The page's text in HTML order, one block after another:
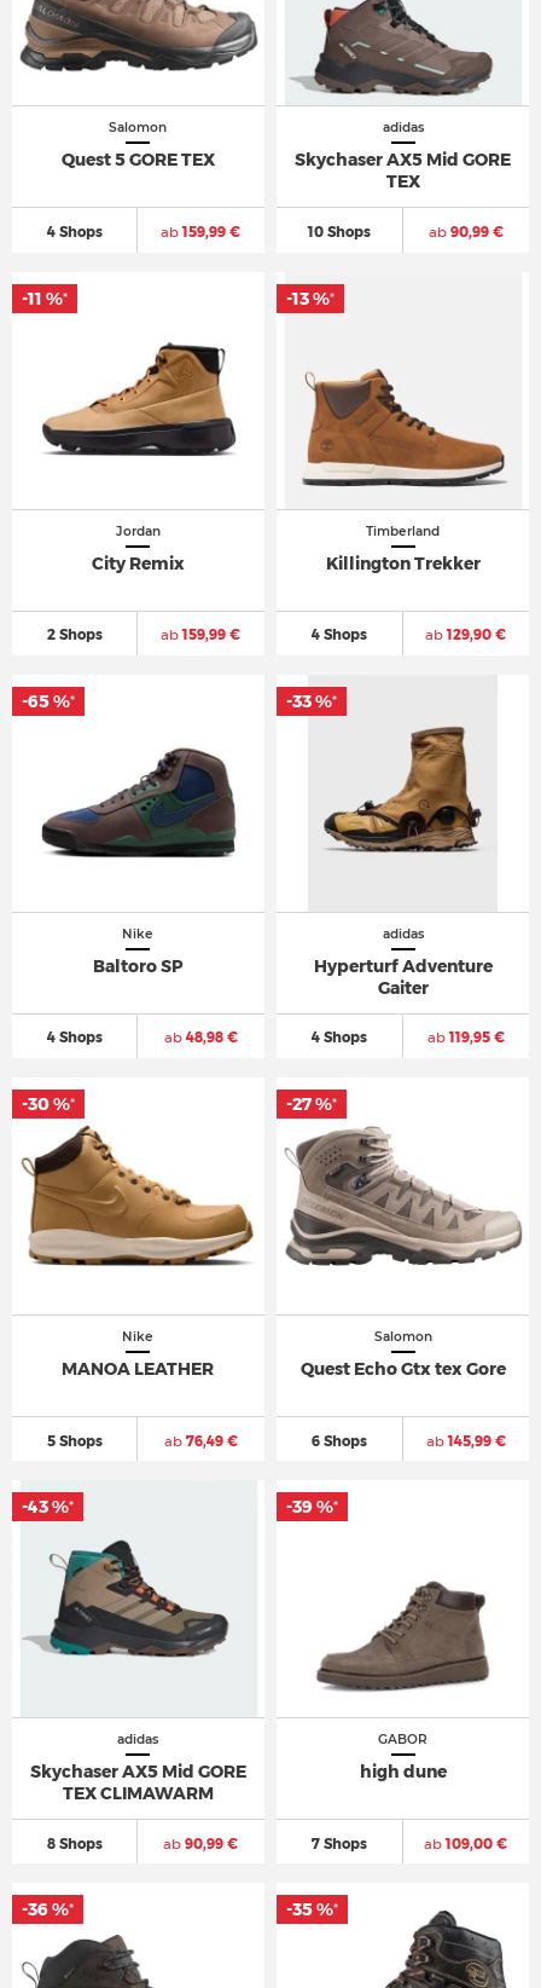
Salomon
Quest 5 GORE TEX
4 Shops ab159,99 €
adidas
Skychaser AX5 Mid GORE
TEX
10 Shops ab90,99 €
Jordan
City Remix
2 Shops ab159,99 €
-11 %*
Timberland
Killington Trekker
4 Shops ab129,90 €
-13 %*
Nike
Baltoro SP
4 Shops ab48,98 €
-65 %*
adidas
Hyperturf Adventure
Gaiter
4 Shops ab119,95 €
-33 %*
Nike
MANOA LEATHER
5 Shops ab76,49 €
-30 %*
Salomon
Quest Echo Gtx tex Gore
6 Shops ab145,99 €
-27 %*
adidas
Skychaser AX5 Mid GORE
TEX CLIMAWARM
8 Shops ab 90,99 €
-43 %*
GABOR
high dune
7 Shops ab109,00 €
-39 %*
-36 %* -35 %*